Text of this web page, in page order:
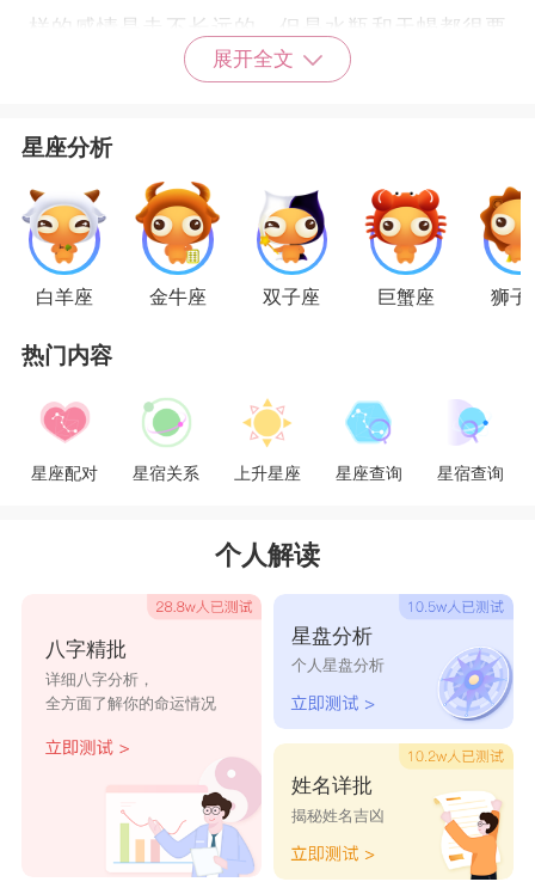
样的感情是走不长远的。但是水瓶和天蝎都很要
强，很容易磨合过程出现问题，导致两个人一直分
天蝎男和水瓶女
天蝎男喜欢一个人不是特别的困难，但是要天
蝎男爱上对方，则需要经过很长一段时间甚至几年
才可以让他们彻底的爱上对方，所以如果天蝎男喜
的和他们相处，让他们慢慢的对自己从喜欢变成
爱。水瓶座
女对待爱情是出了名的专情，但若只从
她们的外在表现上看，是一点都看不出来的。水瓶
女的人缘极佳，很容易和每个人成为朋友，因此常
常常搞不懂朋友与情人的差距而已，她们自己可分
得很清楚，至少她们可以感觉出谁会令她们心跳加
快。水瓶女遇上天蝎男，喜欢他们的温文尔雅，安
静沉着，虽然不知道他们整天想些什么，也够让人
好奇。但她凭直觉就明白天蝎男投来的罕见微笑包
含了什么，心地单纯的水瓶女就被天蝎男的魅力所
征服了。他们的恋爱和婚姻始终充满五光十色，虽
不可能无争无吵，但却总能保持和谐。而且，每次
展开全文
星座分析
白羊座 金牛座 双子座 巨蟹座 狮子
热门内容
星座配对 星宿关系 上升星座 星座查询 星宿查询
个人解读
八字精批
详细八字分析，
全方面了解你的命运情况
星盘分析
个人星盘分析
姓名详批
揭秘姓名吉凶